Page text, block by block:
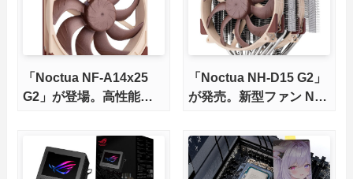
「Noctua NF-A14x25
G2」が登場。高性能フ
「Noctua NH-D15 G2」
が発売。新型ファン NF-